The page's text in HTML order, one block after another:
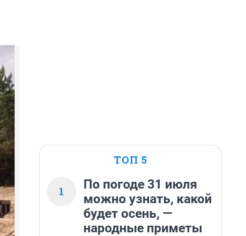
ТОП 5
1
По погоде 31 июля
можно узнать, какой
будет осень, —
народные приметы